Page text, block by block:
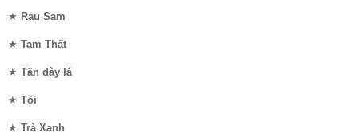
★ Rau Sam
★ Tam Thất
★ Tần dày lá
★ Tỏi
★ Trà Xanh